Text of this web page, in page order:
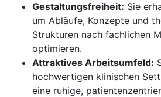
Gestaltungsfreiheit: Sie
um Abläufe, Konzepte und
Strukturen nach fachlichen
optimieren.
Attraktives Arbeitsumfeld:
hochwertigen klinischen
eine ruhige,